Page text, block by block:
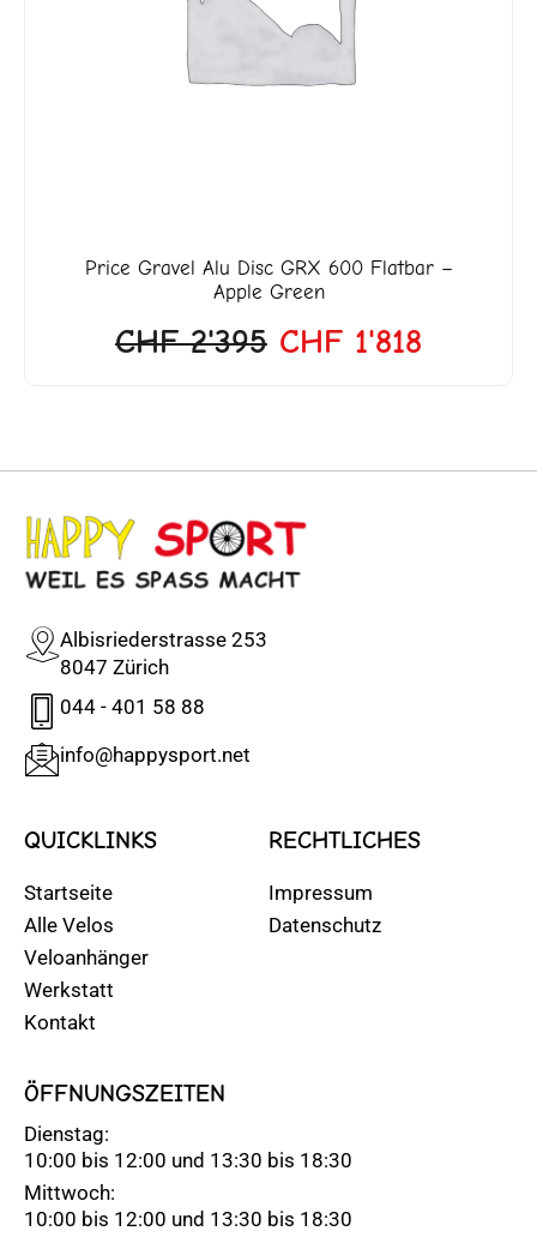
Price Gravel Alu Disc GRX 600 Flatbar –
Apple Green
CHF2'395 CHF 1'818
Albisriederstrasse 253
8047 Zürich
044 - 401 58 88
info@happysport.net
QUICKLINKS
Startseite
Alle Velos
Veloanhänger
Werkstatt
Kontakt
RECHTLICHES
Impressum
Datenschutz
ÖFFNUNGSZEITEN
Dienstag:
10:00 bis 12:00 und 13:30 bis 18:30
Mittwoch:
10:00 bis 12:00 und 13:30 bis 18:30